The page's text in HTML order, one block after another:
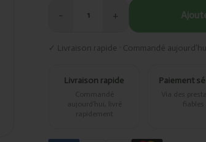
− 1 +
✓ Livraison rapide · Commandé
Livraison rapide
Commandé
aujourd’hui, livré
rapidement
Paiement
Via des
fiables